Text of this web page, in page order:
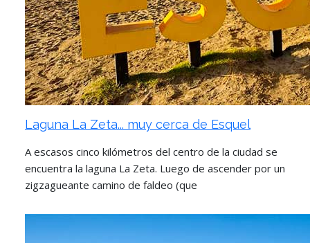
Laguna La Zeta... muy cerca de Esquel
A escasos cinco kilómetros del centro de la ciudad se
encuentra la laguna La Zeta. Luego de ascender por un
zigzagueante camino de faldeo (que